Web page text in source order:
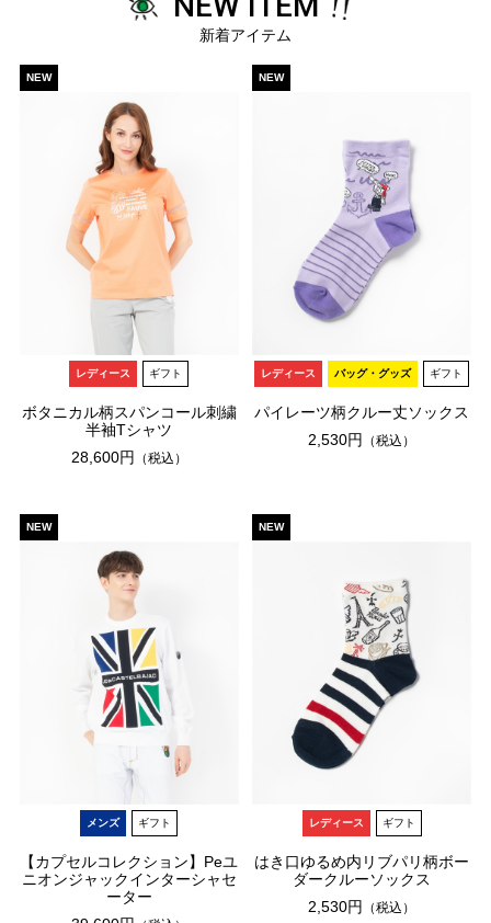
新着アイテム
NEW
レディース ギフト
ボタニカル柄スパンコール刺繍
半袖Tシャツ
28,600円
（税込）
NEW
レディース バッグ・グッズ ギフト
パイレーツ柄クルー丈ソックス
2,530円
（税込）
NEW
メンズ ギフト
【カプセルコレクション】Peユ
ニオンジャックインターシャセ
ーター
NEW
レディース ギフト
はき口ゆるめ内リブパリ柄ボー
ダークルーソックス
2,530円
（税込）